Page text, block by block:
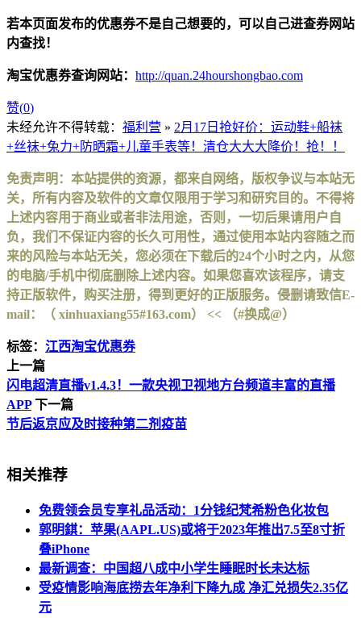
若本页面发布的优惠券不是自己想要的，可以自己进查券网站
内查找！
淘宝优惠券查询网站： http://quan.24hourshongbao.com
赞(0)
未经允许不得转载： 福利营 » 2月17日抢好价：运动鞋+船袜
+丝袜+兔力+防晒霜+儿童手表等！清仓大大大降价！抢！！
免责声明：本站提供的资源，都来自网络，版权争议与本站无
关，所有内容及软件的文章仅限用于学习和研究目的。不得将
上述内容用于商业或者非法用途，否则，一切后果请用户自
负，我们不保证内容的长久可用性，通过使用本站内容随之而
来的风险与本站无关，您必须在下载后的24个小时之内，从您
的电脑/手机中彻底删除上述内容。如果您喜欢该程序，请支
持正版软件，购买注册，得到更好的正版服务。侵删请致信E-
mail：（ xinhuaxiang55#163.com） << （#换成@）
标签： 江西淘宝优惠券
上一篇
闪电超清直播v1.4.3！一款央视卫视地方台频道丰富的直播
APP 下一篇
节后返京应及时接种第二剂疫苗
相关推荐
免费领会员专享礼品活动：1分钱纪梵希粉色化妆包
郭明錤：苹果(AAPL.US)或将于2023年推出7.5至8寸折
叠iPhone
最新调查：中国超八成中小学生睡眠时长未达标
受疫情影响海底捞去年净利下降九成 净汇兑损失2.35亿
元